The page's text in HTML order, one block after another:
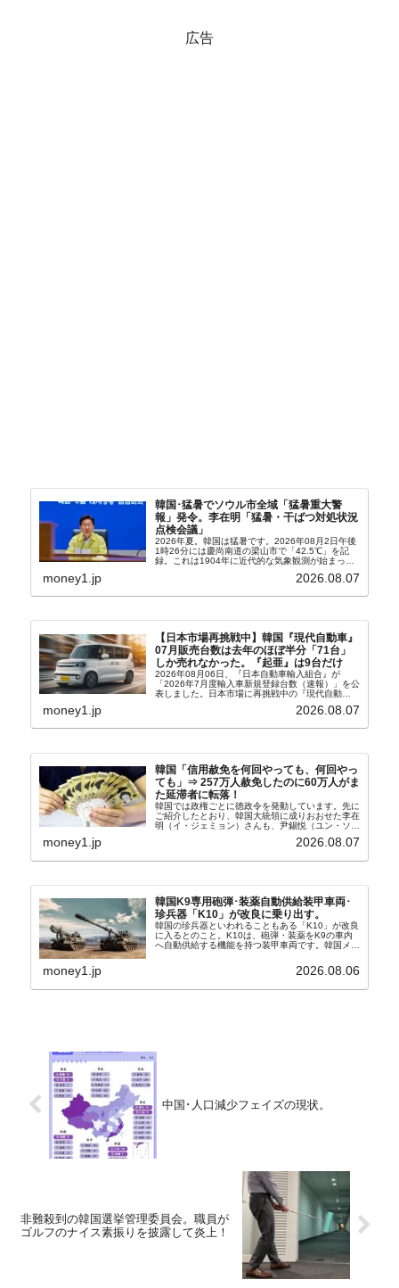
広告
韓国･猛暑でソウル市全域「猛暑重大警
報」発令。李在明「猛暑・干ばつ対処状況
点検会議」
2026年夏。韓国は猛暑です。2026年08月2日午後
1時26分には慶尚南道の梁山市で「42.5℃」を記
録。これは1904年に近代的な気象観測が始まって
ウル市全域への「猛暑重大警報」が発令され...
money1.jp 2026.08.07
【日本市場再挑戦中】韓国『現代自動車』
07月販売台数は去年のほぼ半分「71台」
しか売れなかった。『起亜』は9台だけ
2026年08月06日、『日本自動車輸入組合』が
「2026年7月度輸入車新規登録台数（速報）」を公
表しました。日本市場に再挑戦中の『現代自動
台数はこの中に捉えられているはずです。先月から
money1.jp 2026.08.07
韓国「信用赦免を何回やっても、何回やっ
ても」⇒ 257万人赦免したのに60万人がま
た延滞者に転落！
韓国では政権ごとに徳政令を発動しています。先に
ご紹介したとおり、韓国大統領に成りおおせた李在
明（イ・ジェミョン）さんも、尹錫悦（ユン・ソギ
バンクにして不良債権の買い取りを行い、分割償還
money1.jp 2026.08.07
韓国K9専用砲弾･装薬自動供給装甲車両･
珍兵器「K10」が改良に乗り出す。
韓国の珍兵器といわれることもある「K10」が改良
に入るとのこと。K10は、砲弾・装薬をK9の車内
へ自動供給する機能を持つ装甲車両です。韓国メデ
から以下に一部を引きます。2005年に初めて...
money1.jp 2026.08.06
中国･人口減少フェイズの現状。
非難殺到の韓国選挙管理委員会。職員が
ゴルフのナイス素振りを披露して炎上！